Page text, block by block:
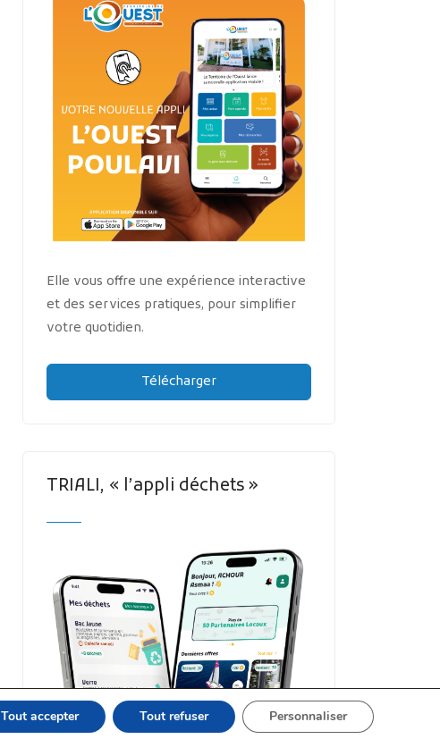
Elle vous offre une expérience interactive
et des services pratiques, pour simplifier
votre quotidien.
Télécharger
TRIALI, « l’appli déchets »
Tout accepter Tout refuser Personnaliser